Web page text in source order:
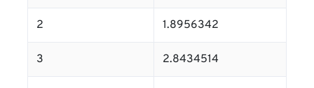
2 1.8956342
3 2.8434514